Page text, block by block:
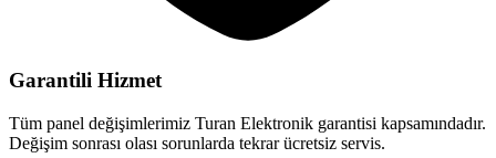
Garantili Hizmet
Tüm panel değişimlerimiz Turan Elektronik garantisi kapsamındadır.
Değişim sonrası olası sorunlarda tekrar ücretsiz servis.